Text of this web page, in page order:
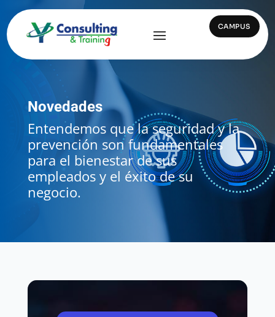
CAMPUS
Novedades
Entendemos que la seguridad y la
prevención son fundamentales
para el bienestar de sus
empleados y el éxito de su
negocio.